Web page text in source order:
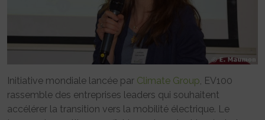
Initiative mondiale lancée par Climate Group, EV100
rassemble des entreprises leaders qui souhaitent
accélérer la transition vers la mobilité électrique. Le